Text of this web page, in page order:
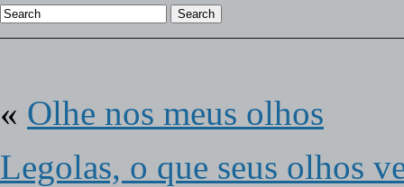
Search
« Olhe nos meus olhos
Legolas, o que seus olhos